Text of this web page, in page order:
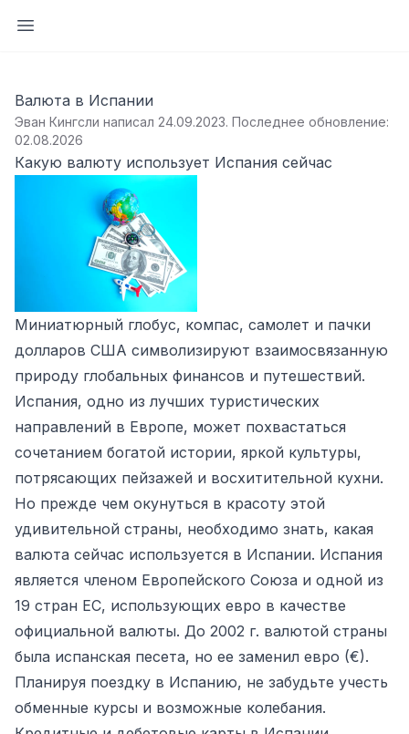
Открыть боковую панель
Валюта в Испании
Эван Кингсли написал 24.09.2023. Последнее обновление:
02.08.2026
Какую валюту использует Испания сейчас
Миниатюрный глобус, компас, самолет и пачки
долларов США символизируют взаимосвязанную
природу глобальных финансов и путешествий.
Испания, одно из лучших туристических
направлений в Европе, может похвастаться
сочетанием богатой истории, яркой культуры,
потрясающих пейзажей и восхитительной кухни.
Но прежде чем окунуться в красоту этой
удивительной страны, необходимо знать, какая
валюта сейчас используется в Испании. Испания
является членом Европейского Союза и одной из
19 стран ЕС, использующих евро в качестве
официальной валюты. До 2002 г. валютой страны
была испанская песета, но ее заменил евро (€).
Планируя поездку в Испанию, не забудьте учесть
обменные курсы и возможные колебания.